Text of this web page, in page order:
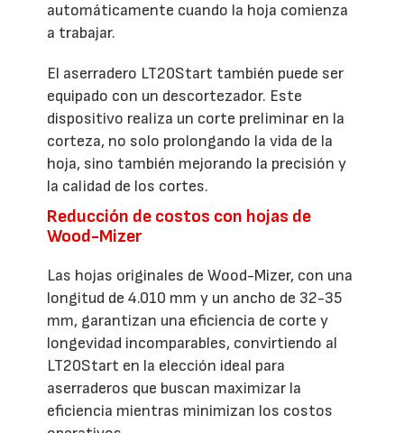
automáticamente cuando la hoja comienza
a trabajar.
El aserradero LT20Start también puede ser
equipado con un descortezador. Este
dispositivo realiza un corte preliminar en la
corteza, no solo prolongando la vida de la
hoja, sino también mejorando la precisión y
la calidad de los cortes.
Reducción de costos con hojas de
Wood-Mizer
Las hojas originales de Wood-Mizer, con una
longitud de 4.010 mm y un ancho de 32-35
mm, garantizan una eficiencia de corte y
longevidad incomparables, convirtiendo al
LT20Start en la elección ideal para
aserraderos que buscan maximizar la
eficiencia mientras minimizan los costos